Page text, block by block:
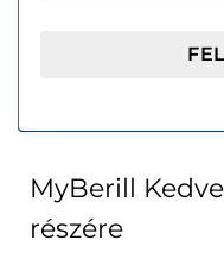
MyBerill
részére